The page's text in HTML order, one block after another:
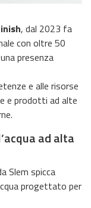
, dal 2023 fa
con oltre 50
presenza
e alle risorse
e prodotti ad alte
ad alta
Slem spicca
progettato per